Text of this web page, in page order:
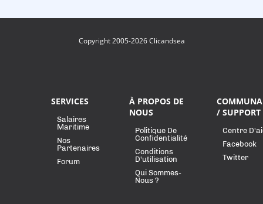
Copyright 2005-2026 Clicandsea
SERVICES
Salaires
Maritime
Nos
Partenaires
Forum
À PROPOS DE
NOUS
Politique De
Confidentialité
Conditions
D'utilisation
Qui Sommes-
Nous ?
/ SUPPORT
Centre
Facebook
Twitter